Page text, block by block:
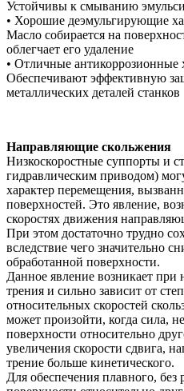
Устойчивы к смыванию
• Хорошие деэмульгирующие
Масло собирается на
облегчает его удаление
• Отличные антикоррозионные
Обеспечивают эффективную
металлических деталей станков
Направляющие скольжения
Низкоскоростные суппорты и
гидравлическим приводом)
характер перемещения,
поверхностей. Это явление,
скоростях движения
При этом достаточно трудно
вследствие чего значительно
обработанной поверхности.
Данное явление возникает при
трения и сильно зависит от
относительных скоростей
может произойти, когда сила,
поверхности относительно
увеличения скорости сдвига,
трение больше кинетического.
Для обеспечения плавного,